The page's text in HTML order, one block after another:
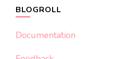
BLOGROLL
Documentation